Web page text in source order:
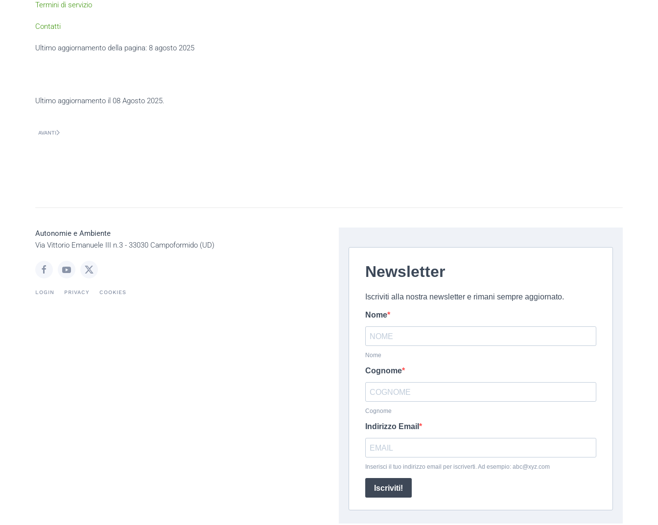
Termini di servizio
Contatti
Ultimo aggiornamento della pagina: 8 agosto 2025
Ultimo aggiornamento il 08 Agosto 2025.
AVANTI
Autonomie e Ambiente
Via Vittorio Emanuele III n.3 - 33030 Campoformido (UD)
LOGIN PRIVACY COOKIES